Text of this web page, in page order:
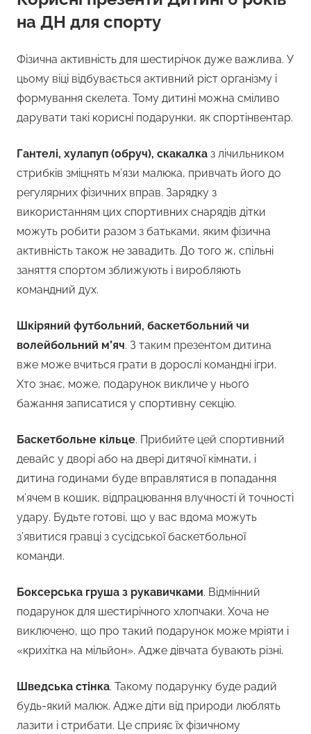
на ДН для спорту
Фізична активність для шестирічок дуже важлива. У
цьому віці відбувається активний ріст організму і
формування скелета. Тому дитині можна сміливо
дарувати такі корисні подарунки, як спортінвентар.
Гантелі, хулапуп (обруч), скакалка з лічильником
стрибків зміцнять м’язи малюка, привчать його до
регулярних фізичних вправ. Зарядку з
використанням цих спортивних снарядів дітки
можуть робити разом з батьками, яким фізична
активність також не завадить. До того ж, спільні
заняття спортом зближують і виробляють
командний дух.
Шкіряний футбольний, баскетбольний чи
волейбольний м’яч. З таким презентом дитина
вже може вчиться грати в дорослі командні ігри.
Хто знає, може, подарунок викличе у нього
бажання записатися у спортивну секцію.
Баскетбольне кільце. Прибийте цей спортивний
девайс у дворі або на двері дитячої кімнати, і
дитина годинами буде вправлятися в попадання
м’ячем в кошик, відпрацювання влучності й точності
удару. Будьте готові, що у вас вдома можуть
з’явитися гравці з сусідської баскетбольної
команди.
Боксерська груша з рукавичками. Відмінний
подарунок для шестирічного хлопчаки. Хоча не
виключено, що про такий подарунок може мріяти і
«крихітка на мільйон». Адже дівчата бувають різні.
Шведська стінка. Такому подарунку буде радий
будь-який малюк. Адже діти від природи люблять
лазити і стрибати. Це сприяє їх фізичному